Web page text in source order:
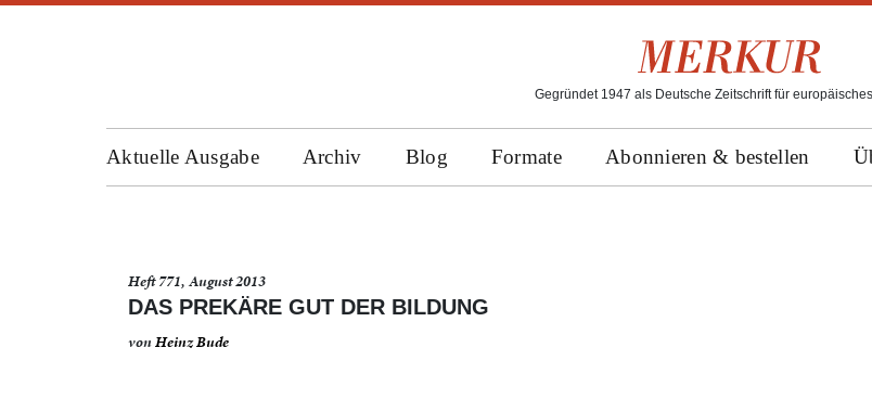
Gegründet 1947 als Deutsche Zeitschrift für
Aktuelle Ausgabe Archiv Blog Formate Abonnieren & bestellen
Heft 771, August 2013
DAS PREKÄRE GUT DER BILDUNG
vonHeinz Bude